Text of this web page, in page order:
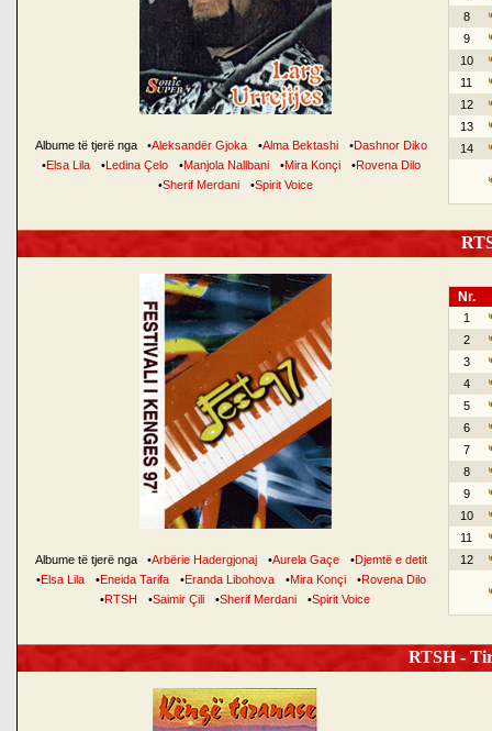
Albume të tjerë nga •Aleksandër Gjoka •Alma Bektashi •Dashnor Diko
•Elsa Lila •Ledina Çelo •Manjola Nallbani •Mira Konçi •Rovena Dilo
•Sherif Merdani •Spirit Voice
8
9
10
11
12
13
14
Albume të tjerë nga •Arbërie Hadergjonaj •Aurela Gaçe •Djemtë e detit
•Elsa Lila •Eneida Tarifa •Eranda Libohova •Mira Konçi •Rovena Dilo
•RTSH •Saimir Çili •Sherif Merdani •Spirit Voice
Nr.
1
2
3
4
5
6
7
8
9
10
11
12
RTSH -